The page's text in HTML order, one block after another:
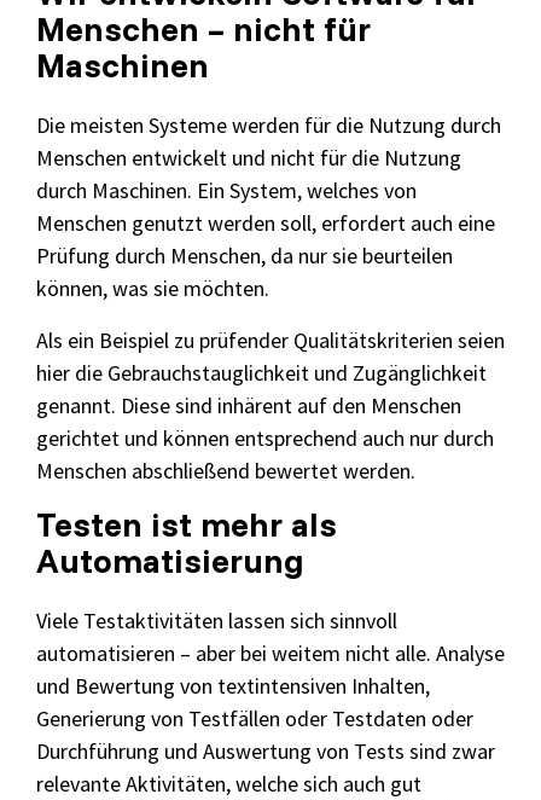
Menschen – nicht für
Maschinen
Die meisten Systeme werden für die Nutzung durch
Menschen entwickelt und nicht für die Nutzung
durch Maschinen. Ein System, welches von
Menschen genutzt werden soll, erfordert auch eine
Prüfung durch Menschen, da nur sie beurteilen
können, was sie möchten.
Als ein Beispiel zu prüfender Qualitätskriterien seien
hier die Gebrauchstauglichkeit und Zugänglichkeit
genannt. Diese sind inhärent auf den Menschen
gerichtet und können entsprechend auch nur durch
Menschen abschließend bewertet werden.
Testen ist mehr als
Automatisierung
Viele Testaktivitäten lassen sich sinnvoll
automatisieren – aber bei weitem nicht alle. Analyse
und Bewertung von textintensiven Inhalten,
Generierung von Testfällen oder Testdaten oder
Durchführung und Auswertung von Tests sind zwar
relevante Aktivitäten, welche sich auch gut